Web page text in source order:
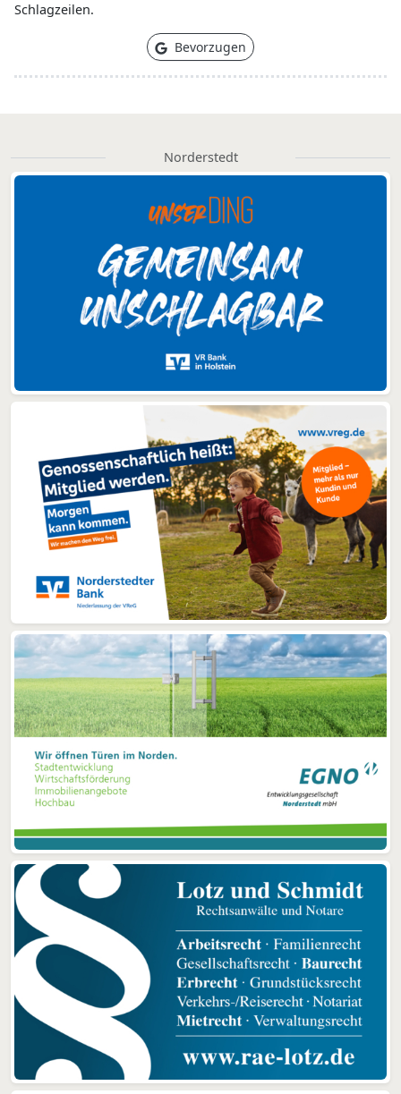
Schlagzeilen.
Bevorzugen
Norderstedt